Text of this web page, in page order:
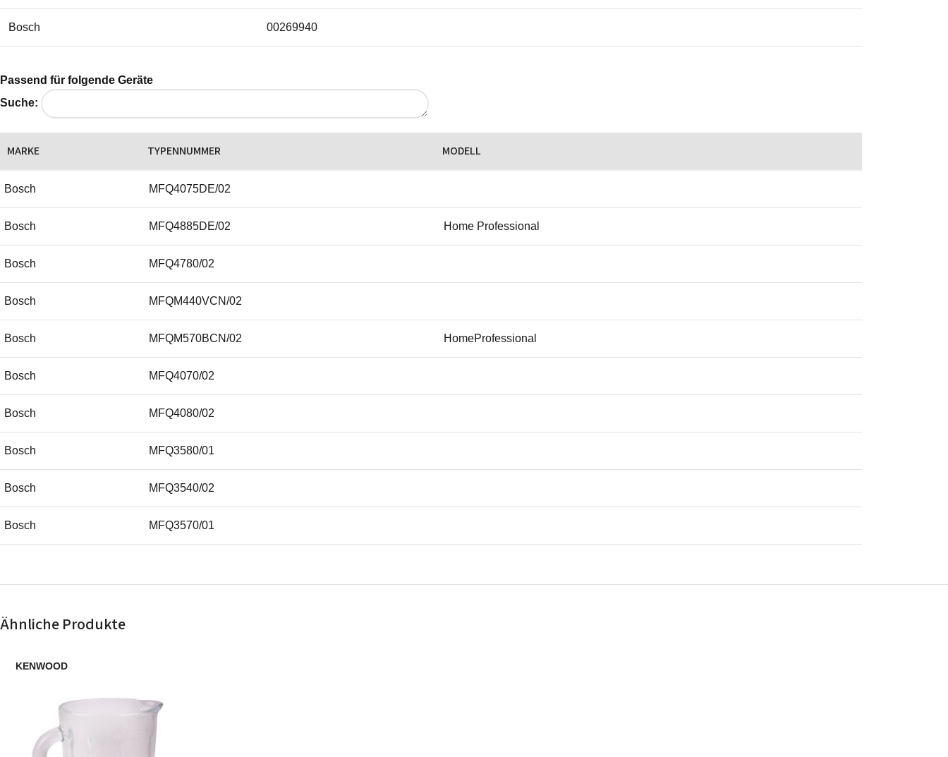
Bosch 00269940
Passend für folgende Geräte
Suche:
MARKE TYPENNUMMER MODELL
Bosch MFQ4075DE/02
Bosch MFQ4885DE/02 Home Professional
Bosch MFQ4780/02
Bosch MFQM440VCN/02
Bosch MFQM570BCN/02 HomeProfessional
Bosch MFQ4070/02
Bosch MFQ4080/02
Bosch MFQ3580/01
Bosch MFQ3540/02
Bosch MFQ3570/01
MFQ3540/01
Siemens MQ95540/01
Ähnliche Produkte
KENWOOD